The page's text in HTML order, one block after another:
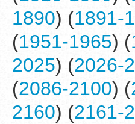
1890) (1891-
(1951-1965) (
2025) (2026-
(2086-2100) (
2160) (2161-